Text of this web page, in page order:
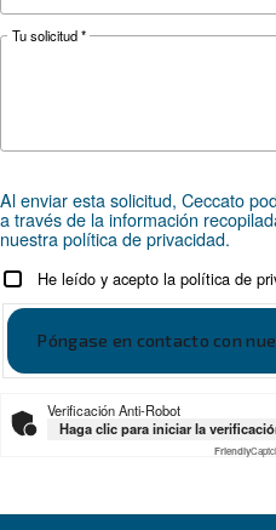
CONOZCA EL AIRE
El experto
sobre